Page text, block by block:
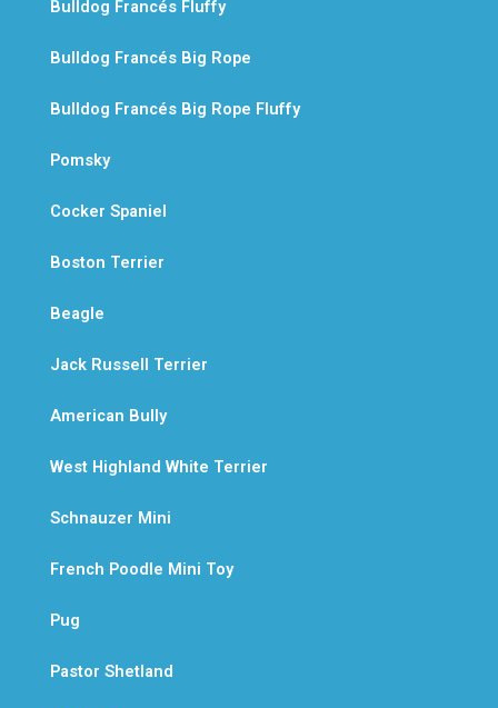
Bulldog Francés Fluffy
Bulldog Francés Big Rope
Bulldog Francés Big Rope Fluffy
Pomsky
Cocker Spaniel
Boston Terrier
Beagle
Jack Russell Terrier
American Bully
West Highland White Terrier
Schnauzer Mini
French Poodle Mini Toy
Pug
Pastor Shetland